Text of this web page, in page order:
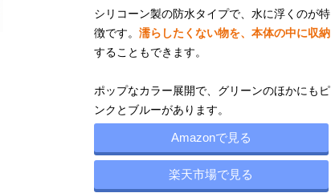
コンパクトにた
11×11×11cm
優れた性能で非
常時の備えにも
充電
シリコーン製の防水タイプで、水に浮くのが特
徴です。 濡らしたくない物を、本体の中に収納
することもできます。
ポップなカラー展開で、グリーンのほかにもピ
ンクとブルーがあります。
Amazonで見る
楽天市場で見る